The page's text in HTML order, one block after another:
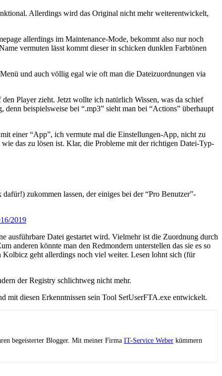
Allerdings wird das Original nicht mehr weiterentwickelt,
allerdings im Maintenance-Mode, bekommt also nur noch
vermuten lässt kommt dieser in schicken dunklen Farbtönen
und auch völlig egal wie oft man die Dateizuordnungen via
Player zieht. Jetzt wollte ich natürlich Wissen, was da schief
beispielsweise bei “.mp3” sieht man bei “Actions” überhaupt
einer “App”, ich vermute mal die Einstellungen-App, nicht zu
das zu lösen ist. Klar, die Probleme mit der richtigen Datei-Typ-
zukommen lassen, der einiges bei der “Pro Benutzer”-
2019
ausführbare Datei gestartet wird. Vielmehr ist die Zuordnung durch
anderen könnte man den Redmondern unterstellen das sie es so
geht allerdings noch viel weiter. Lesen lohnt sich (für
der Registry schlichtweg nicht mehr.
mit diesen Erkenntnissen sein Tool SetUserFTA.exe entwickelt.
begeisterter Blogger. Mit meiner Firma IT-Service Weber kümmern